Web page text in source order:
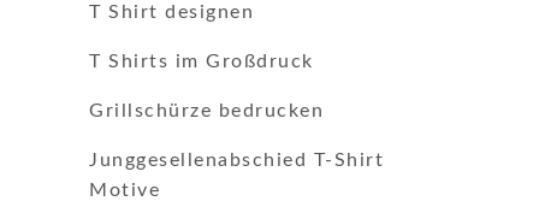
T Shirt designen
T Shirts im Großdruck
Grillschürze bedrucken
Junggesellenabschied T-Shirt
Motive